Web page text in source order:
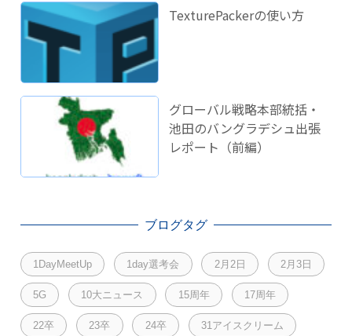
ました！
TexturePackerの使い方
グローバル戦略本部統括・
池田のバングラデシュ出張
レポート（前編）
ブログタグ
1DayMeetUp 1day選考会 2月2日 2月3日
5G 10大ニュース 15周年 17周年
22卒 23卒 24卒 31アイスクリーム